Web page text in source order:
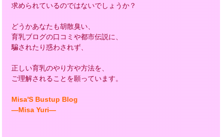
求められているのではないでしょうか？
どうかあなたも胡散臭い、
育乳ブログの口コミや都市伝説に、
騙されたり惑わされず、
正しい育乳のやり方や方法を、
ご理解されることを願っています。
Misa'S Bustup Blog
―Misa Yuri―